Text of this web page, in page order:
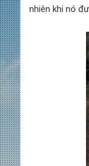
nhiên khi nó